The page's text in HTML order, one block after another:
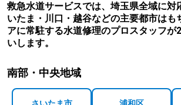
救急水道サービスでは、埼玉県全域に対
いたま・川口・越谷などの主要都市はも
アに常駐する水道修理のプロスタッフが
いします。
南部・中央地域